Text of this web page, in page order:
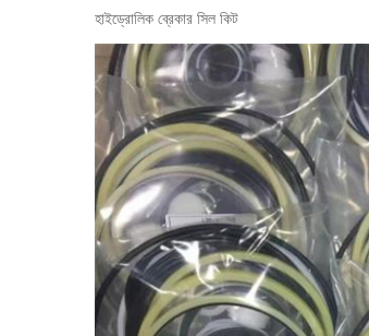
হাইড্রোলিক ব্রেকার সিল কিট